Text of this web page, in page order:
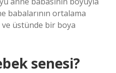
babalarının ortalama
ve üstünde bir boya
senesi?